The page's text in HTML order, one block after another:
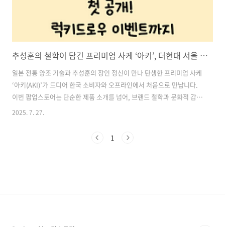
추성훈의 철학이 담긴 프리미엄 사케 ‘아키’, 더현대 서울 팝업스토어에서 첫 공개! 럭키드로우 이벤트까지
일본 전통 양조 기술과 추성훈의 장인 정신이 만나 탄생한 프리미엄 사케
‘아키(AKI)’가 드디어 한국 소비자와 오프라인에서 처음으로 만납니다.
이번 팝업스토어는 단순한 제품 소개를 넘어, 브랜드 철학과 문화적 감성
을 체험할 수 있는 특별한 기회입니다. 특히 ‘더현대 서울’에서는 럭키드
만큼 많은 이들의 관심이 집중되고 있습니다. 목차1. 전통과 현대의 조화
2025. 7. 27.
1